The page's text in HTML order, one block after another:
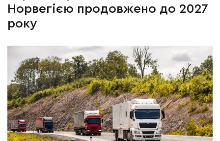
Норвегією продовжено до 2027
року